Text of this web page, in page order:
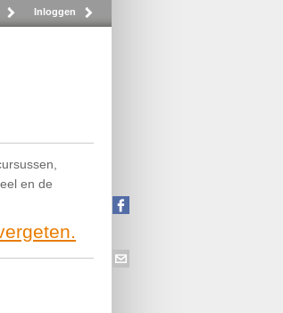
Inloggen
en de